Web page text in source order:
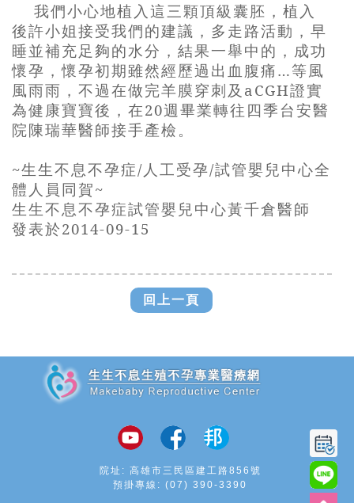
我們小心地植入這三顆頂級囊胚，植入
後許小姐接受我們的建議，多走路活動，早
睡並補充足夠的水分，結果一舉中的，成功
懷孕，懷孕初期雖然經歷過出血腹痛…等風
風雨雨，不過在做完羊膜穿刺及 aCGH證實
為健康寶寶後，在20週畢業轉往四季台安醫
院陳瑞華醫師接手產檢。
~生生不息不孕症/人工受孕/試管嬰兒中心全
體人員同賀~
生生不息不孕症試管嬰兒中心黃千倉醫師
發表於2014-09-15
回上一頁
院址: 高雄市三民區建工路856號
預掛專線: (07) 390-3390